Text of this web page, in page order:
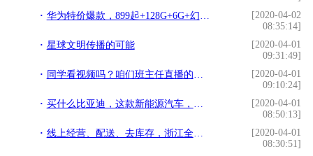
华为特价爆款，899起+128G+6G+幻彩渐变，开始清仓了
[2020-04-02
08:35:14]
星球文明传播的可能
[2020-04-01
09:31:49]
同学看视频吗？咱们班主任直播的那种
[2020-04-01
09:10:24]
买什么比亚迪，这款新能源汽车，标配HUD抬头显示，起售仅6.68万
[2020-04-01
08:50:13]
线上经营、配送、去库存，浙江全力支持餐饮企业渡过难关
[2020-04-01
08:30:51]